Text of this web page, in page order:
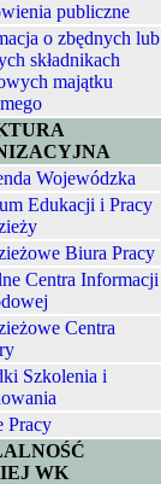
publiczne
o zbędnych lub
składnikach
majątku
Wojewódzka
Edukacji i Pracy
Biura Pracy
Centra Informacji
Centra
Szkolenia i
Pracy
WK